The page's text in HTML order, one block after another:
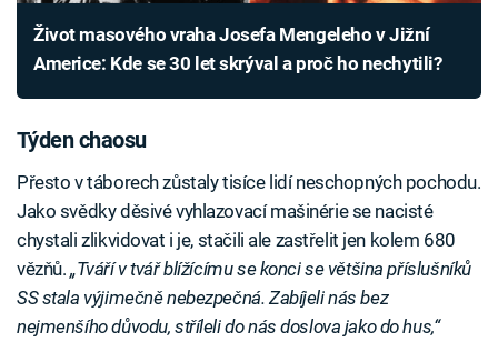
Život masového vraha Josefa Mengeleho v Jižní
Americe: Kde se 30 let skrýval a proč ho nechytili?
Týden chaosu
Přesto v táborech zůstaly tisíce lidí neschopných pochodu.
Jako svědky děsivé vyhlazovací mašinérie se nacisté
chystali zlikvidovat i je, stačili ale zastřelit jen kolem 680
vězňů.„Tváří v tvář blížícímu se konci se většina příslušníků
SS stala výjimečně nebezpečná. Zabíjeli nás bez
nejmenšího důvodu, stříleli do nás doslova jako do hus,“